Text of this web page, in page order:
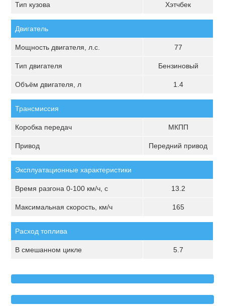
Тип кузова Хэтчбек
Двигатель
Мощность двигателя, л.с. 77
Тип двигателя Бензиновый
Объём двигателя, л 1.4
Трансмиссия
Коробка передач МКПП
Привод Передний привод
Эксплуатационные характеристики
Время разгона 0-100 км/ч, с 13.2
Максимальная скорость, км/ч 165
Расход топлива
В смешанном цикле 5.7